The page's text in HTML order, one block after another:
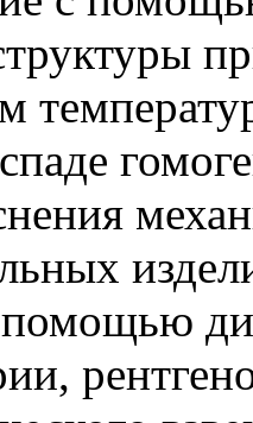
помощью